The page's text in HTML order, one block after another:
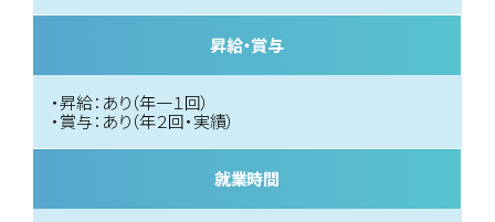
昇給・賞与
・昇給：あり（年一１回）
・賞与：あり（年２回・実績）
就業時間